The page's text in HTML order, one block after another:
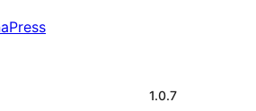
1.0.7